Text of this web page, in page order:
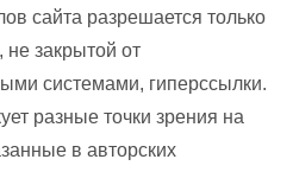
сайта разрешается только
закрытой от
системами, гиперссылки.
разные точки зрения на
в авторских